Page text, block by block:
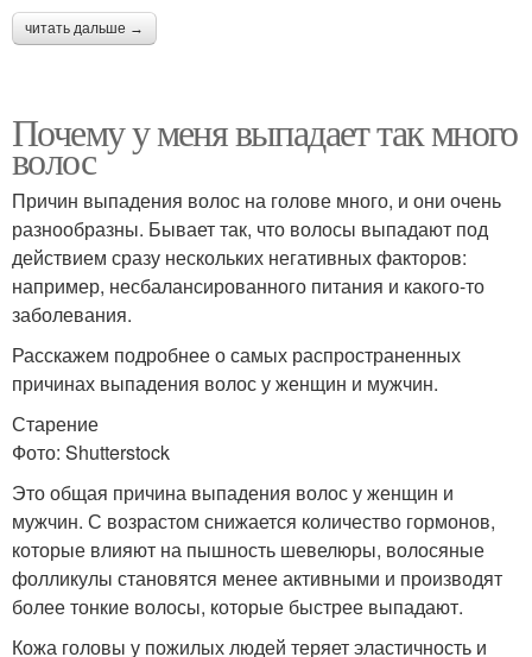
читать дальше →
Почему у меня выпадает так много
волос
Причин выпадения волос на голове много, и они очень
разнообразны. Бывает так, что волосы выпадают под
действием сразу нескольких негативных факторов:
например, несбалансированного питания и какого-то
заболевания.
Расскажем подробнее о самых распространенных
причинах выпадения волос у женщин и мужчин.
Старение
Фото: Shutterstock
Это общая причина выпадения волос у женщин и
мужчин. С возрастом снижается количество гормонов,
которые влияют на пышность шевелюры, волосяные
фолликулы становятся менее активными и производят
более тонкие волосы, которые быстрее выпадают.
Кожа головы у пожилых людей теряет эластичность и